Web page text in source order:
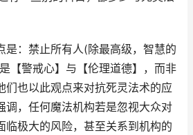
是：禁止所有人(除最高级，智慧的
【警戒心】与【伦理道德】，而非
们也以此观点来对抗死灵法术的应
调，任何魔法机构若是忽视大众对
临极大的风险，甚至关系到机构的